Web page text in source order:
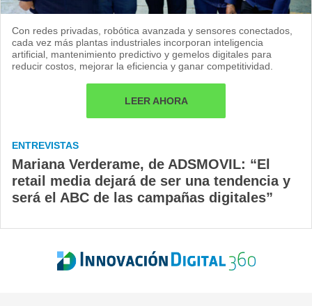
Con redes privadas, robótica avanzada y sensores conectados,
cada vez más plantas industriales incorporan inteligencia
artificial, mantenimiento predictivo y gemelos digitales para
reducir costos, mejorar la eficiencia y ganar competitividad.
LEER AHORA
ENTREVISTAS
Mariana Verderame, de ADSMOVIL: “El
retail media dejará de ser una tendencia y
será el ABC de las campañas digitales”